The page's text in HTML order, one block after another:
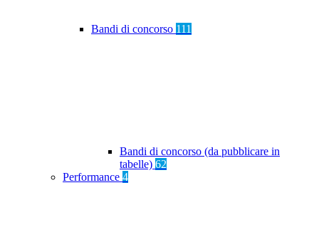
Bandi di concorso 111
Bandi di concorso (da pubblicare in
tabelle) 62
Performance 4